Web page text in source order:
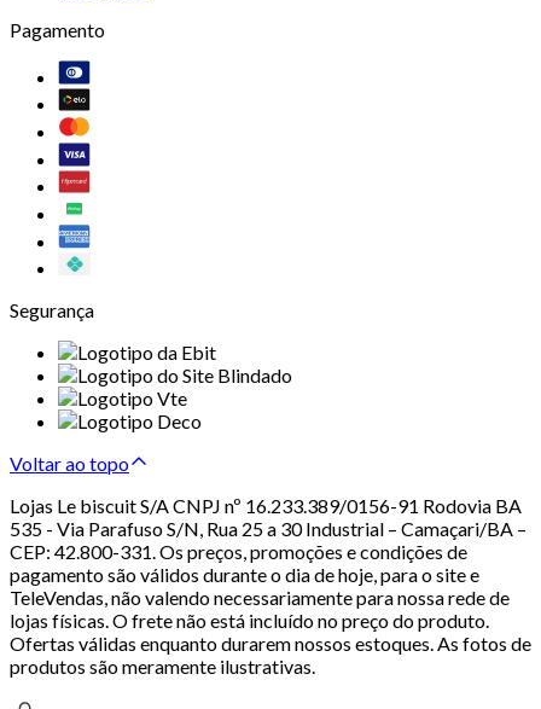
Pagamento
Segurança
Voltar ao topo
Lojas Le biscuit S/A CNPJ nº 16.233.389/0156-91 Rodovia BA
535 - Via Parafuso S/N, Rua 25 a 30 Industrial – Camaçari/BA –
CEP: 42.800-331. Os preços, promoções e condições de
pagamento são válidos durante o dia de hoje, para o site e
TeleVendas, não valendo necessariamente para nossa rede de
lojas físicas. O frete não está incluído no preço do produto.
Ofertas válidas enquanto durarem nossos estoques. As fotos de
produtos são meramente ilustrativas.